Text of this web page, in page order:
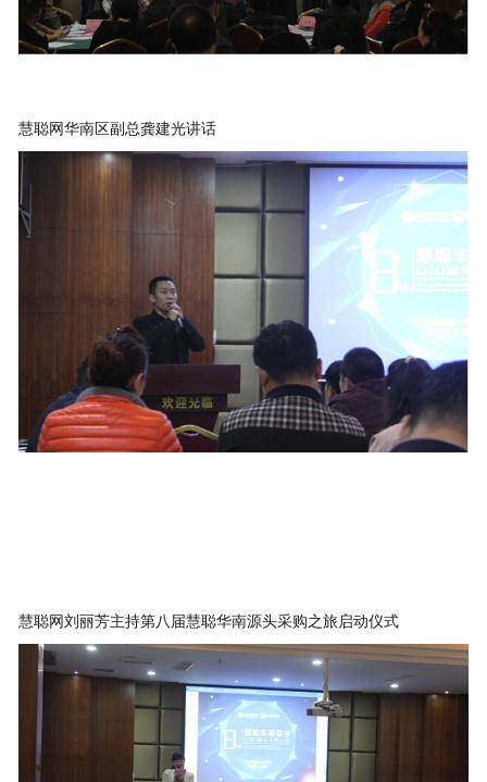
慧聪网华南区副总龚建光讲话
慧聪网刘丽芳主持第八届慧聪华南源头采购之旅启动仪式